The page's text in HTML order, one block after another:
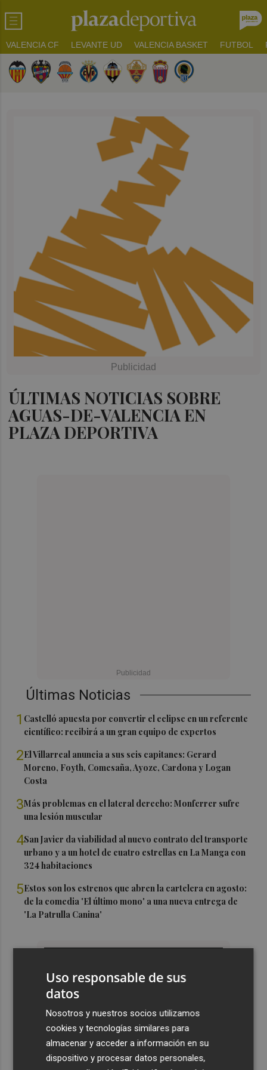
VALENCIA CF LEVANTE UD VALENCIA BASKET FUTBOL
ÚLTIMAS NOTICIAS SOBRE
AGUAS-DE-VALENCIA EN
PLAZA DEPORTIVA
Últimas Noticias
1 Castelló apuesta por convertir el eclipse en un referente
científico: recibirá a un gran equipo de expertos
2El Villarreal anuncia a sus seis capitanes: Gerard
Moreno, Foyth, Comesaña, Ayoze, Cardona y Logan
Costa
3Más problemas en el lateral derecho: Monferrer sufre
una lesión muscular
4San Javier da viabilidad al nuevo contrato del transporte
urbano y a un hotel de cuatro estrellas en La Manga con
324 habitaciones
5Estos son los estrenos que abren la cartelera en agosto:
de la comedia 'El último mono' a una nueva entrega de
'La Patrulla Canina'
Uso responsable de sus
datos
Nosotros y nuestros socios utilizamos
cookies y tecnologías similares para
almacenar y acceder a información en su
dispositivo y procesar datos personales,